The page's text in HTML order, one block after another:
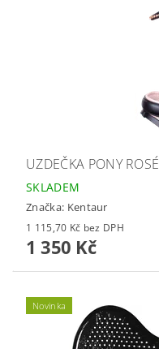
UZDEČKA PONY ROSÉ
SKLADEM
Značka: Kentaur
1 115,70 Kč bez DPH
1 350 Kč
Novinka